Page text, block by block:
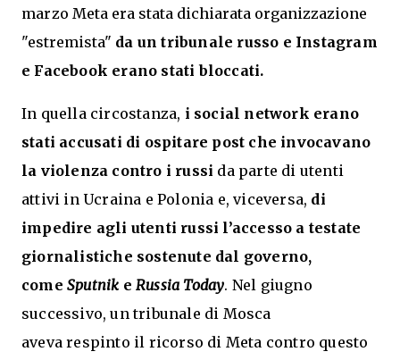
marzo Meta era stata dichiarata organizzazione
"estremista" da un tribunale russo e Instagram
e Facebook erano stati bloccati.
In quella circostanza, i social network erano
stati accusati di ospitare post che invocavano
la violenza contro i russi da parte di utenti
attivi in Ucraina e Polonia e, viceversa, di
impedire agli utenti russi l’accesso a testate
giornalistiche sostenute dal governo,
come Sputnik eRussia Today. Nel giugno
successivo, un tribunale di Mosca
aveva respinto il ricorso di Meta contro questo